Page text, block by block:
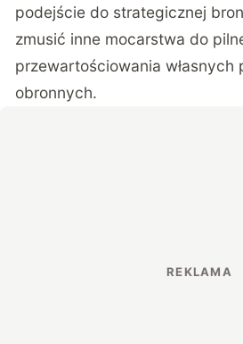
podejście do strategicznej
zmusić inne mocarstwa do
przewartościowania własnych
obronnych.